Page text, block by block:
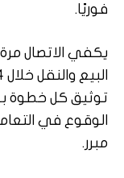
فوريًا.
يكفي الاتصال
توثيق كل خطوة
الوقوع في
مبرر.